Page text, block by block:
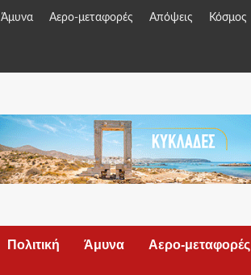
Άμυνα Αερο-μεταφορές Απόψεις Κόσμος
Πολιτική Άμυνα Αερο-μεταφορές